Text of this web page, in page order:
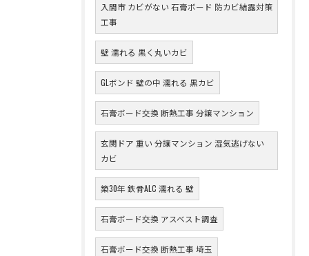
入間市 カビがない 石膏ボード 防カビ結露対策
工事
壁 濡れる 黒く丸いカビ
GLボンド 壁の中 濡れる 黒カビ
石膏ボード交換 断熱工事 分譲マンション
玄関ドア 重い 分譲マンション 湿気逃げない
カビ
築30年 鉄骨ALC 濡れる 壁
石膏ボード交換 アスベスト調査
石膏ボード交換 断熱工事 埼玉